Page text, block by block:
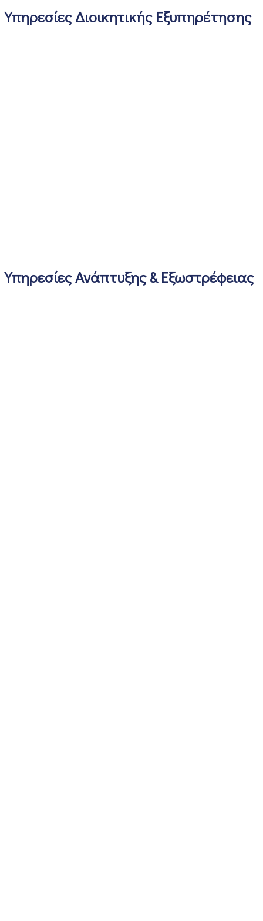
Υπηρεσίες Διοικητικής Εξυπηρέτησης
Υπηρεσίες Ανάπτυξης & Εξωστρέφειας